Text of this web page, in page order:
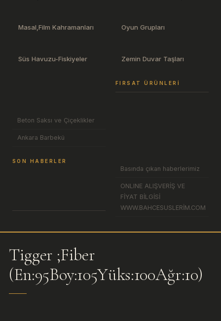
Masal,Film Kahramanları Oyun Grupları
Süs Havuzu-Fiskiyeler Zemin Duvar Taşları
FIRSAT ÜRÜNLERI
Beton Saksı ve Çiçeklikler
Ankara Barbekü
SON HABERLER
Basında çıkan haberlerimiz
ONLINE ALIŞVERİŞ VE
FİYAT BİLGİSİ
WWW.BAHCESUSLERİM.COM
Tigger ;Fiber
(En:95Boy:105Yüks:100Ağr:10)